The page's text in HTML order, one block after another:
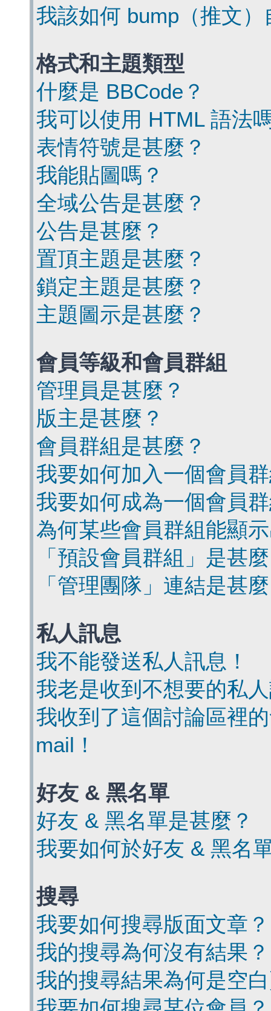
我該如何 bump（推文
格式和主題類型
什麼是 BBCode？
我可以使用 HTML 語法
表情符號是甚麼？
我能貼圖嗎？
全域公告是甚麼？
公告是甚麼？
置頂主題是甚麼？
鎖定主題是甚麼？
主題圖示是甚麼？
會員等級和會員群組
管理員是甚麼？
版主是甚麼？
會員群組是甚麼？
我要如何加入一個會員
我要如何成為一個會員
為何某些會員群組能顯
「預設會員群組」是甚
「管理團隊」連結是甚
私人訊息
我不能發送私人訊息！
我老是收到不想要的私
我收到了這個討論區裡
mail！
好友 & 黑名單
好友 & 黑名單是甚麼？
我要如何於好友 & 黑名
搜尋
我要如何搜尋版面文章？
我的搜尋為何沒有結果？
我的搜尋結果為何是空